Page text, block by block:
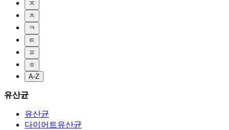
ㅈ
ㅊ
ㅋ
ㅌ
ㅍ
ㅎ
A-Z
유산균
유산균
다이어트유산균